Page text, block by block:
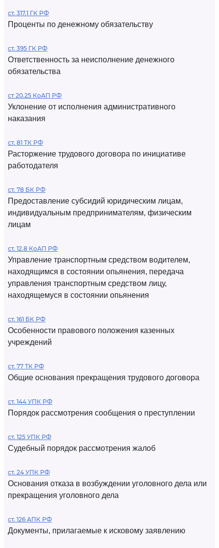
ст. 317.1 ГК РФ
Проценты по денежному обязательству
ст. 395 ГК РФ
Ответственность за неисполнение денежного
обязательства
ст 20.25 КоАП РФ
Уклонение от исполнения административного
наказания
ст. 81 ТК РФ
Расторжение трудового договора по инициативе
работодателя
ст. 78 БК РФ
Предоставление субсидий юридическим лицам,
индивидуальным предпринимателям, физическим
лицам
ст. 12.8 КоАП РФ
Управление транспортным средством водителем,
находящимся в состоянии опьянения, передача
управления транспортным средством лицу,
находящемуся в состоянии опьянения
ст. 161 БК РФ
Особенности правового положения казенных
учреждений
ст. 77 ТК РФ
Общие основания прекращения трудового договора
ст. 144 УПК РФ
Порядок рассмотрения сообщения о преступлении
ст. 125 УПК РФ
Судебный порядок рассмотрения жалоб
ст. 24 УПК РФ
Основания отказа в возбуждении уголовного дела или
прекращения уголовного дела
ст. 126 АПК РФ
Документы, прилагаемые к исковому заявлению